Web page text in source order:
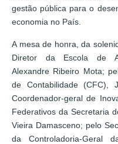
gestão pública para o
economia no País.
A mesa de honra, da
Diretor da Escola de
Alexandre Ribeiro Mota;
de Contabilidade (CFC),
Coordenador-geral de
Federativos da Secretaria
Vieira Damasceno; pelo
da Controladoria-Geral